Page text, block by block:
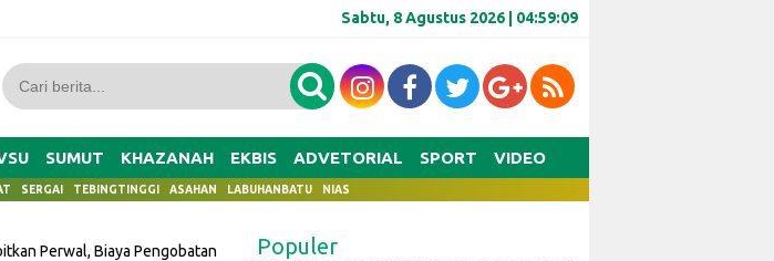
Sabtu, 8 Agustus 2026 | 04:59:10
SUMUT KHAZANAH EKBIS ADVETORIAL SPORT VIDEO
SERGAI TEBINGTINGGI ASAHAN LABUHANBATU NIAS
Perwal, Biaya Pengobatan
Populer